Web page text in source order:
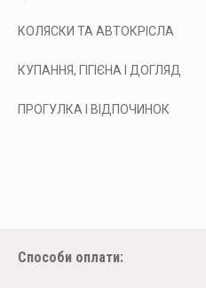
КОЛЯСКИ ТА АВТОКРІСЛА
КУПАННЯ, ГІГІЄНА І ДОГЛЯД
ПРОГУЛКА І ВІДПОЧИНОК
Способи оплати: